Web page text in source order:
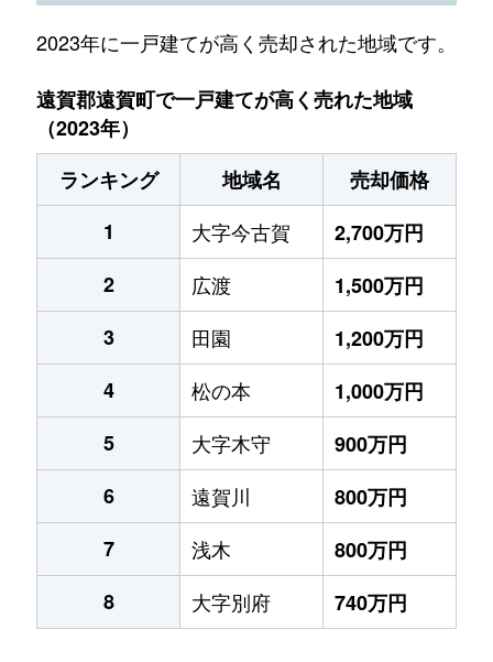
2023年に一戸建てが高く売却された地域です。
遠賀郡遠賀町で一戸建てが高く売れた地域
（2023年）
ランキング
地域名
売却価格
1
大字今古賀
2,700万円
2
広渡
1,500万円
3
田園
1,200万円
4
松の本
1,000万円
5
大字木守
900万円
6
遠賀川
800万円
7
浅木
800万円
8
大字別府 740万円